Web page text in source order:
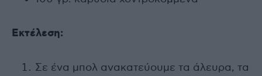
Εκτέλεση:
Σε ένα μπολ ανακατεύουμε τα άλευρα, τα